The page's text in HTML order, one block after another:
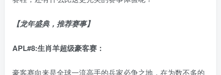
【龙年盛典，推荐赛事】
APL#8:生肖羊超级豪客赛：
豪客赛向来是全球一流高手的兵家必争之地，在为数不多的